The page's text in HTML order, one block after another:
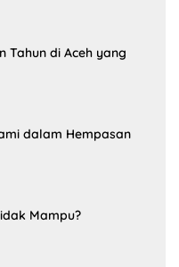
Tahun di Aceh yang
dalam Hempasan
Mampu?